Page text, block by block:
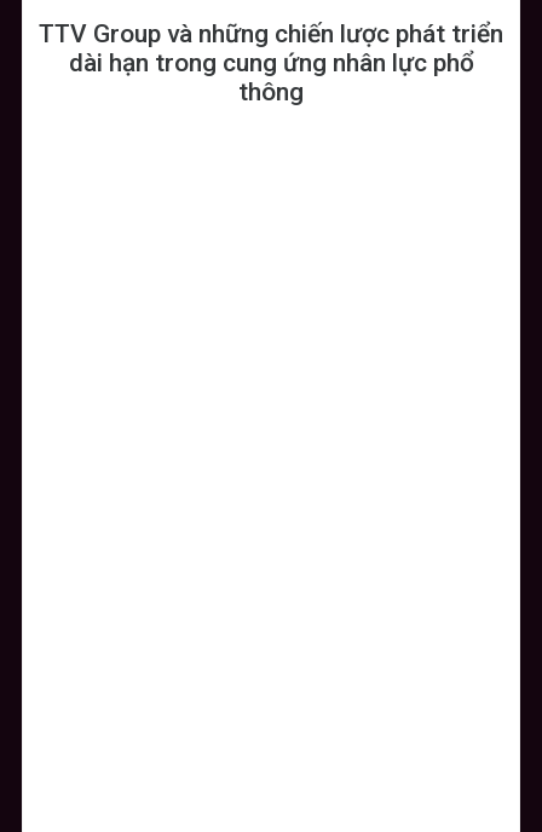
TTV Group và những chiến lược phát triển
dài hạn trong cung ứng nhân lực phổ
thông